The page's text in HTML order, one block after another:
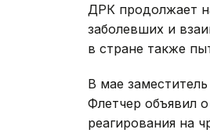
ДРК продолжает
заболевших и
в стране также
В мае
Флетчер объявил
реагирования на